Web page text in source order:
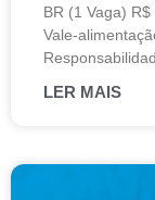
BR (1 Vaga)
Vale-
LER MAIS